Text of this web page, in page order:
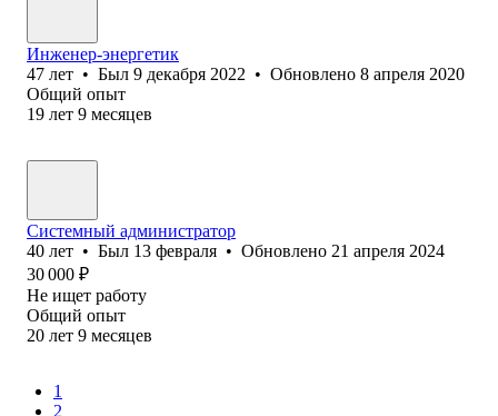
Инженер-энергетик
47 лет • Был 9 декабря 2022 • Обновлено 8 апреля 2020
Общий опыт
19 лет 9 месяцев
Системный администратор
40 лет • Был 13 февраля • Обновлено 21 апреля 2024
30 000 ₽
Не ищет работу
Общий опыт
20 лет 9 месяцев
1
2